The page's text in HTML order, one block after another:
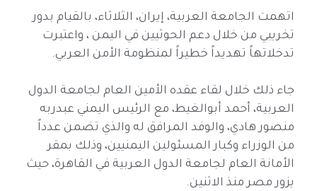
اتهمت الجامعة العربية، إيران، الثلاثاء، بالقيام بدور
تخريبي من خلال دعم الحوثيين في اليمن ، واعتبرت
تدخلاتهاً تهديداً خطيراً لمنظومة الأمن العربي.
جاء ذلك خلال لقاء عقده الأمين العام لجامعة الدول
العربية، أحمد أبوالغيط، مع الرئيس اليمني عبدربه
منصور هادي، والوفد المرافق له والذي تضمن عدداً
من الوزراء وكبار المسئولين اليمنيين، وذلك بمقر
الأمانة العام لجامعة الدول العربية في القاهرة، حيث
يزور مصر منذ الاثنين.